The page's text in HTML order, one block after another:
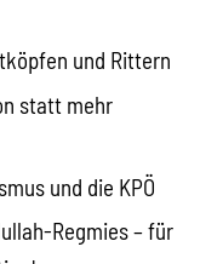
und Rittern
statt mehr
und die KPÖ
Regmies – für